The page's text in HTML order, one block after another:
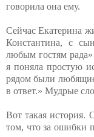
говорила она ему.
Сейчас Екатерина
Константина, с
любым гостям
я поняла простую
рядом были
в ответ.» Мудрые
Вот такая история.
том, что за ошибки